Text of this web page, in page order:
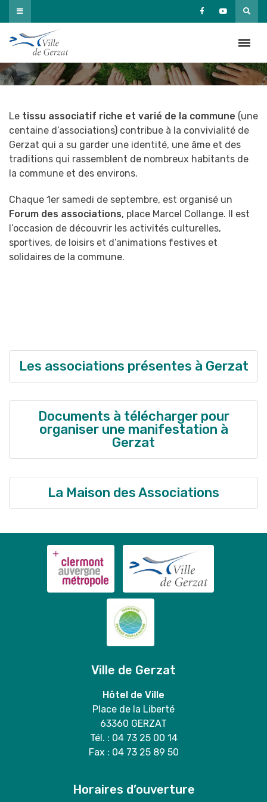
Passer
au
contenu
Accueil
Le tissu associatif riche et varié de la commune (une
centaine d’associations) contribue à la convivialité de
Gerzat qui a su garder une identité, une âme et des
traditions qui rassemblent de nombreux habitants de
la commune et des environs.
Chaque 1er samedi de septembre, est organisé un
Forum des associations, place Marcel Collange. Il est
l’occasion de découvrir les activités culturelles,
sportives, de loisirs et d’animations festives et
solidaires de la commune.
Les associations présentes à Gerzat
Documents à télécharger pour
organiser une manifestation à
Gerzat
La Maison des Associations
Ville de Gerzat
Hôtel de Ville
Place de la Liberté
63360 GERZAT
Tél. : 04 73 25 00 14
Fax : 04 73 25 89 50
Horaires d’ouverture